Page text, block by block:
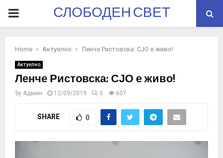
PRIMARYСЛОБОДЕН СВЕТ
Home Актуелно Ленче Ристовска: СЈО е живо!
Актуелно
Ленче Ристовска: СЈО е живо!
by Админ 12/09/2019 0 607
SHARE 0